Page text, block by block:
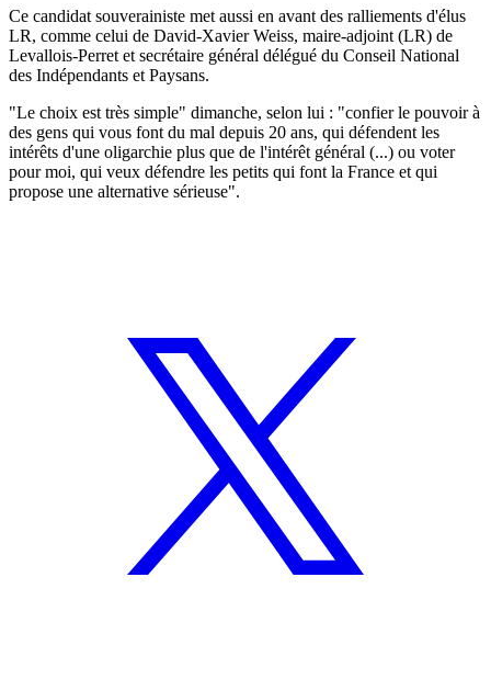
Ce candidat souverainiste met aussi en avant des ralliements d'élus
LR, comme celui de David-Xavier Weiss, maire-adjoint (LR) de
Levallois-Perret et secrétaire général délégué du Conseil National
des Indépendants et Paysans.
"Le choix est très simple" dimanche, selon lui : "confier le pouvoir à
des gens qui vous font du mal depuis 20 ans, qui défendent les
intérêts d'une oligarchie plus que de l'intérêt général (...) ou voter
pour moi, qui veux défendre les petits qui font la France et qui
propose une alternative sérieuse".